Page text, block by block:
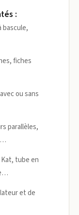
:
bascule,
fiches
ou sans
parallèles,
tube en
et de